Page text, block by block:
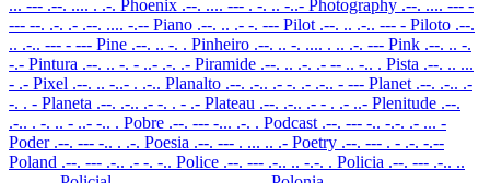
... --- .--. .... . .-. Phoenix .--. .... --- . -. .. -..- Photography .--. .... --- -
--- --. .-. .- .--. .... -.-- Piano .--. .. .- -. --- Pilot .--. .. .-.. --- - Piloto .--.
.. .-.. --- - --- Pine .--. .. -. . Pinheiro .--. .. -. .... . .. .-. --- Pink .--. .. -.
-.- Pintura .--. .. -. - ..- .-. .- Piramide .--. .. .-. .- -- .. -.. . Pista .--. .. ...
- .- Pixel .--. .. -..- . .-.. Planalto .--. .-.. .- -. .- .-.. - --- Planet .--. .-.. .-
-. . - Planeta .--. .-.. .- -. . - .- Plateau .--. .-.. .- - . .- ..- Plenitude .--.
.-.. . -. .. - ..- -.. . Pobre .--. --- -... .-. . Podcast .--. --- -.. -.-. .- ... -
Poder .--. --- -.. . .-. Poesia .--. --- . ... .. .- Poetry .--. --- . - .-. -.--
Poland .--. --- .-.. .- -. -.. Police .--. --- .-.. .. -.-. . Policia .--. --- .-.. ..